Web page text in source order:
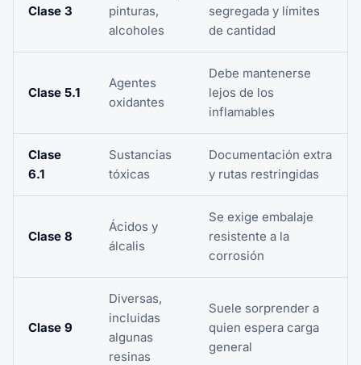
Clase 3
pinturas,
alcoholes
segregada y límites
de cantidad
Clase 5.1
Agentes
oxidantes
Debe mantenerse
lejos de los
inflamables
Clase
6.1
Sustancias
tóxicas
Documentación extra
y rutas restringidas
Clase 8
Ácidos y
álcalis
Se exige embalaje
resistente a la
corrosión
Clase 9
Diversas,
incluidas
algunas
resinas
Suele sorprender a
quien espera carga
general